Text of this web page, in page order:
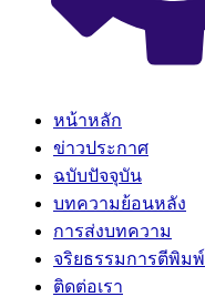
หน้าหลัก
ข่าวประกาศ
ฉบับปัจจุบัน
บทความย้อนหลัง
การส่งบทความ
จริยธรรมการตีพิมพ์
ติดต่อเรา